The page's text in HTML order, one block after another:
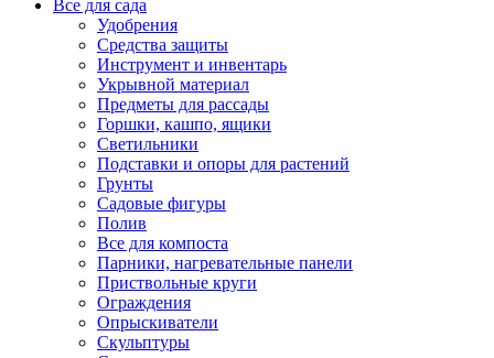
Все для сада
Удобрения
Средства защиты
Инструмент и инвентарь
Укрывной материал
Предметы для рассады
Горшки, кашпо, ящики
Светильники
Подставки и опоры для растений
Грунты
Садовые фигуры
Полив
Все для компоста
Парники, нагревательные панели
Приствольные круги
Ограждения
Опрыскиватели
Скульптуры